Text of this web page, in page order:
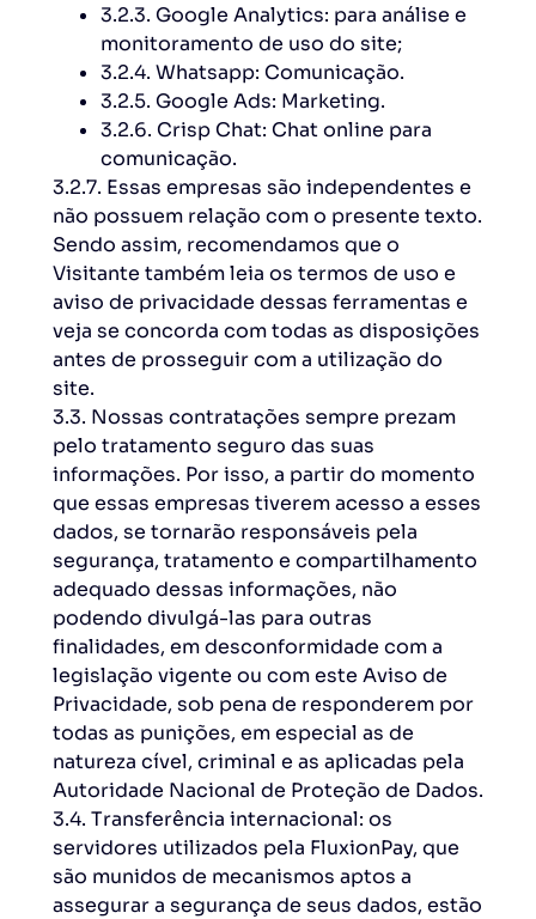
3.2.3. Google Analytics: para análise e
monitoramento de uso do site;
3.2.4. Whatsapp: Comunicação.
3.2.5. Google Ads: Marketing.
3.2.6. Crisp Chat: Chat online para
comunicação.
3.2.7. Essas empresas são independentes e
não possuem relação com o presente texto.
Sendo assim, recomendamos que o
Visitante também leia os termos de uso e
aviso de privacidade dessas ferramentas e
veja se concorda com todas as disposições
antes de prosseguir com a utilização do
site.
3.3. Nossas contratações sempre prezam
pelo tratamento seguro das suas
informações. Por isso, a partir do momento
que essas empresas tiverem acesso a esses
dados, se tornarão responsáveis pela
segurança, tratamento e compartilhamento
adequado dessas informações, não
podendo divulgá-las para outras
finalidades, em desconformidade com a
legislação vigente ou com este Aviso de
Privacidade, sob pena de responderem por
todas as punições, em especial as de
natureza cível, criminal e as aplicadas pela
Autoridade Nacional de Proteção de Dados.
3.4. Transferência internacional: os
servidores utilizados pela FluxionPay, que
são munidos de mecanismos aptos a
assegurar a segurança de seus dados, estão